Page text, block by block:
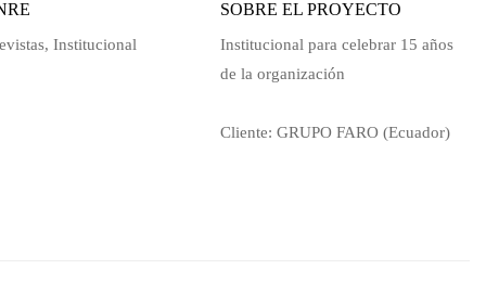
,Institucional
SOBRE EL PROYECTO
Institucional para celebrar 15 años
de la organización
Cliente: GRUPO FARO (Ecuador)